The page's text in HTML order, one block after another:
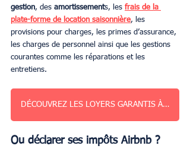
gestion, des amortissements, les frais de la
plate-forme de location saisonnière, les
provisions pour charges, les primes d’assurance,
les charges de personnel ainsi que les gestions
courantes comme les réparations et les
entretiens.
DÉCOUVREZ LES LOYERS GARANTIS À PARIS
Ou déclarer ses impôts Airbnb ?